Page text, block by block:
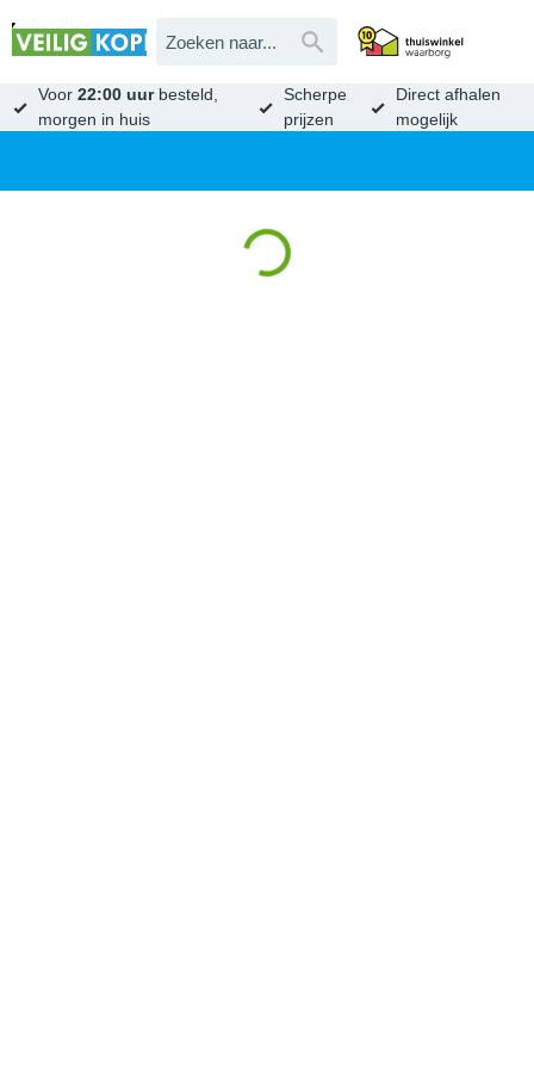
Voor22:00 uurbesteld,
morgen in huis
Scherpe
prijzen
Direct afhalen
mogelijk